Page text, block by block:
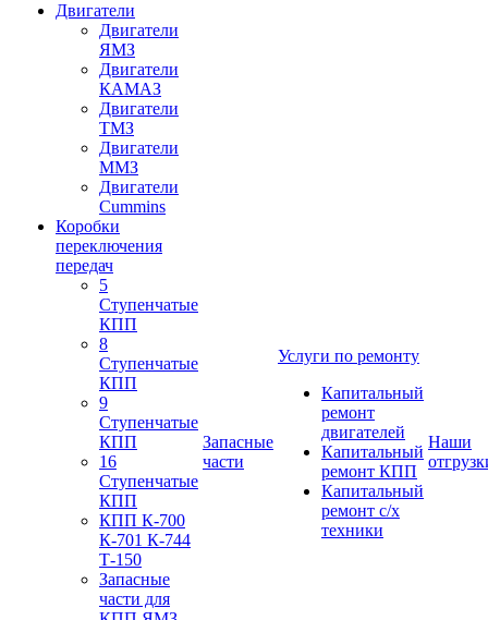
Двигатели
Двигатели
ЯМЗ
Двигатели
КАМАЗ
Двигатели
ТМЗ
Двигатели
ММЗ
Двигатели
Cummins
Коробки
переключения
передач
5
Ступенчатые
КПП
8
Ступенчатые
КПП
9
Ступенчатые
КПП
16
Ступенчатые
КПП
КПП К-700
К-701 К-744
Т-150
Запасные
части для
Запасные
части
Услуги по ремонту
Капитальный
ремонт
двигателей
Капитальный
ремонт КПП
Капитальный
ремонт с/х
техники
Наши